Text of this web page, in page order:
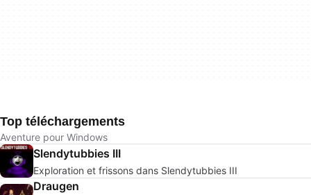
Top téléchargements
Aventure pour Windows
Slendytubbies III
Exploration et frissons dans Slendytubbies III
Draugen